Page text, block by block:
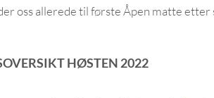
oss allerede til første Åpen matte
HØSTEN 2022